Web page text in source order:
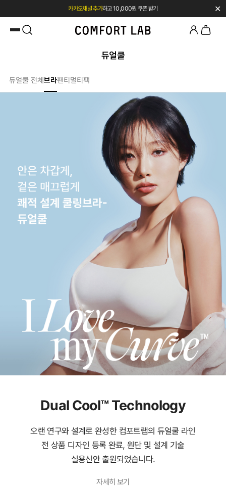
첫 구매 시 베스트셀러 50% 즉시 할인 ✕
듀얼쿨
듀얼쿨 전체브라팬티멀티팩
Dual Cool™ Technology
오랜 연구와 설계로 완성한 컴포트랩의 듀얼쿨 라인
전 상품 디자인 등록 완료, 원단 및 설계 기술
실용신안 출원되었습니다.
자세히 보기